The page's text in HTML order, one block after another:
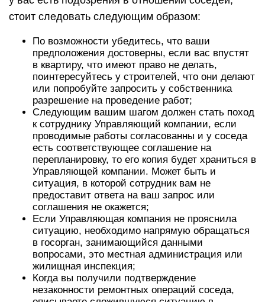
стоит следовать следующим образом:
По возможности убедитесь, что ваши
предположения достоверны, если вас впустят
в квартиру, что имеют право не делать,
поинтересуйтесь у строителей, что они делают
или попробуйте запросить у собственника
разрешение на проведение работ;
Следующим вашим шагом должен стать поход
к сотруднику Управляющий компании, если
проводимые работы согласованны и у соседа
есть соответствующее соглашение на
перепланировку, то его копия будет храниться в
Управляющей компании. Может быть и
ситуация, в которой сотрудник вам не
предоставит ответа на ваш запрос или
соглашения не окажется;
Если Управляющая компания не прояснила
ситуацию, необходимо напрямую обращаться
в госорган, занимающийся данными
вопросами, это местная администрация или
жилищная инспекция;
Когда вы получили подтверждение
незаконности ремонтных операций соседа,